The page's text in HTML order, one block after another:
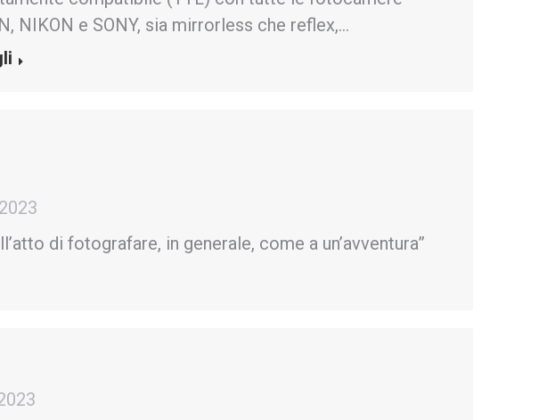
NIKON e SONY, sia mirrorless che reflex,…
di fotografare, in generale, come a un’avventura”